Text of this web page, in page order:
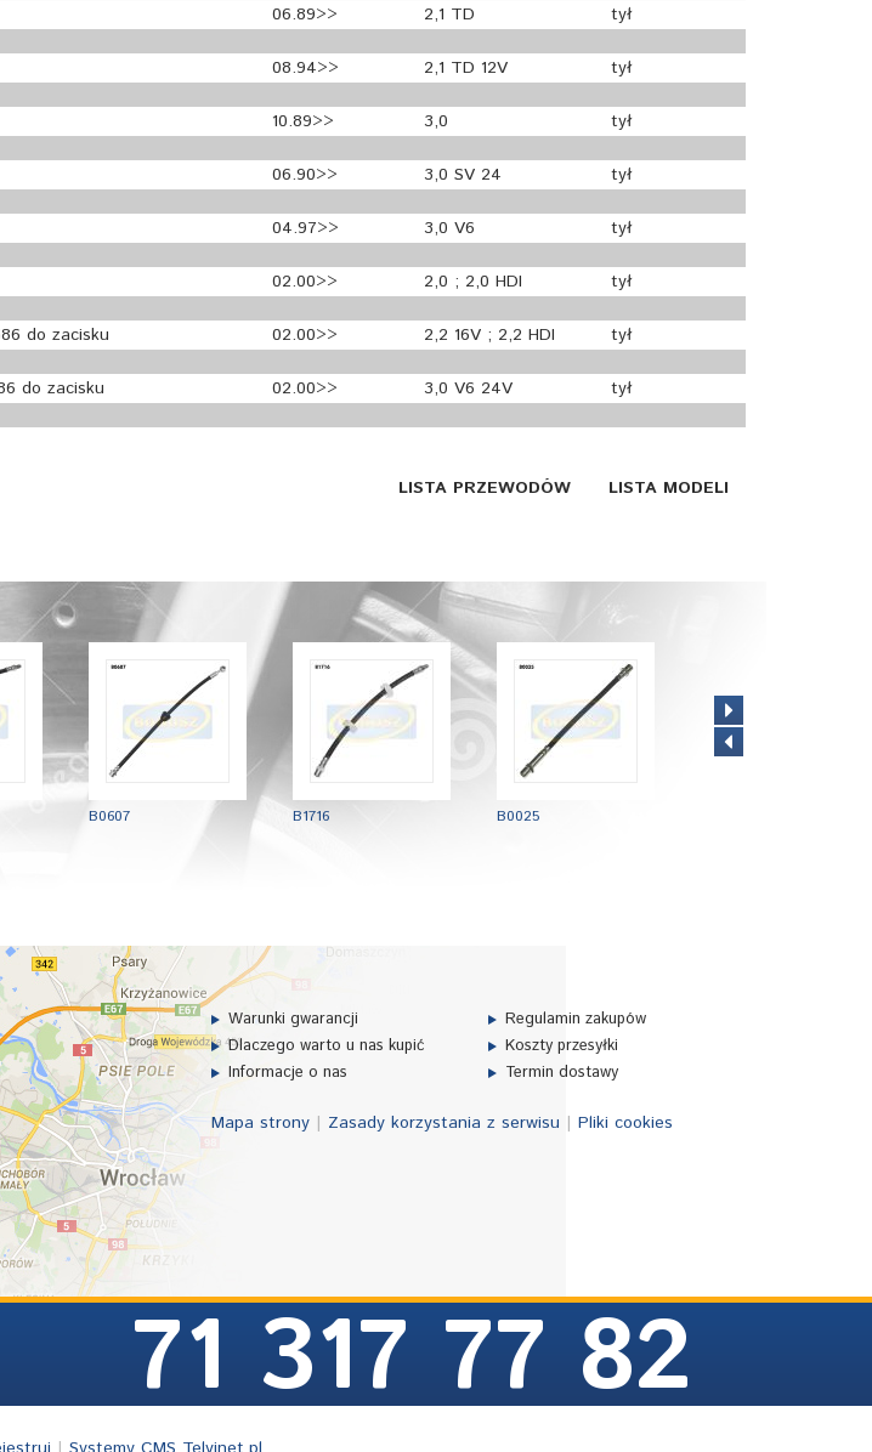
06.89>> 2,1 TD tył
08.94>> 2,1 TD 12V tył
10.89>> 3,0 tył
06.90>> 3,0 SV 24 tył
04.97>> 3,0 V6 tył
02.00>> 2,0 ; 2,0 HDI tył
do zacisku 02.00>> 2,2 16V ; 2,2 HDI tył
do zacisku 02.00>> 3,0 V6 24V tył
LISTA PRZEWODÓW LISTA MODELI
B0607 B1716 B0025
Warunki gwarancji
Dlaczego warto u nas kupić
Informacje o nas
Regulamin zakupów
Koszty przesyłki
Termin dostawy
Mapa strony| Zasady korzystania z serwisu | Pliki cookies
71 317 77 82